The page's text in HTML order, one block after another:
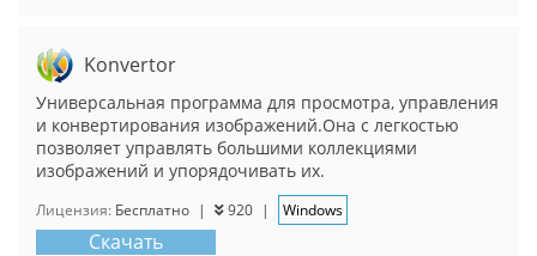
Konvertor
Универсальная программа для просмотра, управления
и конвертирования изображений.Она с легкостью
позволяет управлять большими коллекциями
изображений и упорядочивать их.
Лицензия: Бесплатно | 920 | Windows
Скачать